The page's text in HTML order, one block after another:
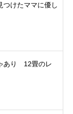
つけたママに優し
あり 12畳のレ